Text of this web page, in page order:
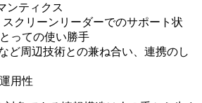
ンティクス
スクリーンリーダーでのサポート状
っての使い勝手
など周辺技術との兼ね合い、連携のし
用性